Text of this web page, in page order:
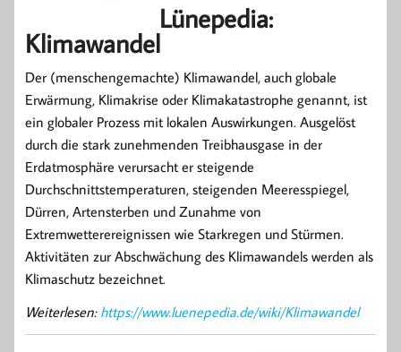
Lünepedia:
Klimawandel
Der (menschengemachte) Klimawandel, auch globale
Erwärmung, Klimakrise oder Klimakatastrophe genannt, ist
ein globaler Prozess mit lokalen Auswirkungen. Ausgelöst
durch die stark zunehmenden Treibhausgase in der
Erdatmosphäre verursacht er steigende
Durchschnittstemperaturen, steigenden Meeresspiegel,
Dürren, Artensterben und Zunahme von
Extremwetterereignissen wie Starkregen und Stürmen.
Aktivitäten zur Abschwächung des Klimawandels werden als
Klimaschutz bezeichnet.
Weiterlesen: https://www.luenepedia.de/wiki/Klimawandel